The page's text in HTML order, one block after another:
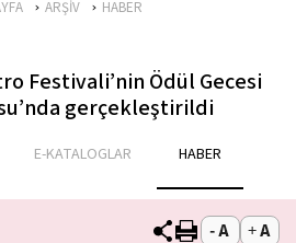
ARŞİV HABER
Festivali’nin Ödül Gecesi
gerçekleştirildi
E-KATALOGLAR HABER